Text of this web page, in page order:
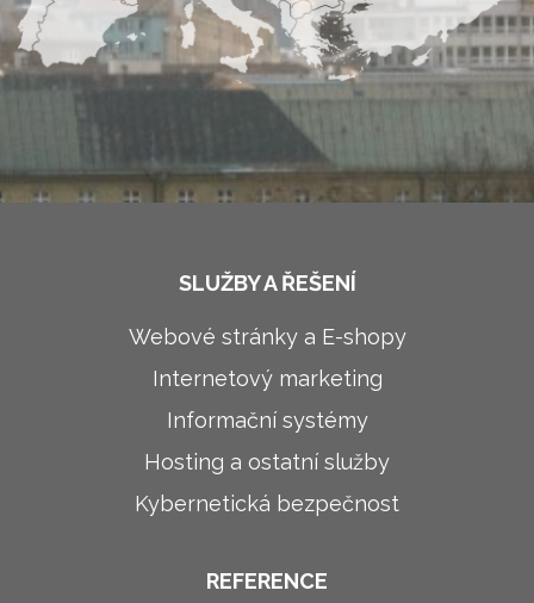
SLUŽBY A ŘEŠENÍ
Webové stránky a E-shopy
Internetový marketing
Informační systémy
Hosting a ostatní služby
Kybernetická bezpečnost
REFERENCE